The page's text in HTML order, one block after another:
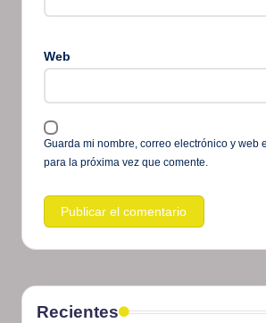
Web
Guarda mi nombre, correo electrónico y web
para la próxima vez que comente.
Recientes